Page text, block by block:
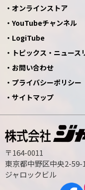
オンラインストア
YouTubeチャンネル
LogiTube
トピックス・ニュース
お問い合わせ
プライバシーポリシー
サイトマップ
〒164-0011
東京都中野区中央2-59-
ジャロックビル